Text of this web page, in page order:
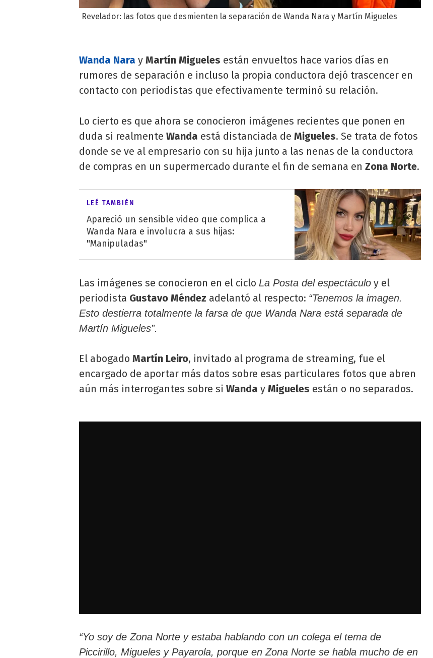
Revelador: las fotos que desmienten la separación de Wanda Nara y Martín Migueles
Wanda Nara y Martín Migueles están envueltos hace varios días en
rumores de separación e incluso la propia conductora dejó trascencer en
contacto con periodistas que efectivamente terminó su relación.
Lo cierto es que ahora se conocieron imágenes recientes que ponen en
duda si realmente Wanda está distanciada de Migueles. Se trata de fotos
donde se ve al empresario con su hija junto a las nenas de la conductora
de compras en un supermercado durante el fin de semana en Zona Norte.
LEÉ TAMBIÉN
Apareció un sensible video que complica a
Wanda Nara e involucra a sus hijas:
"Manipuladas"
Las imágenes se conocieron en el ciclo La Posta del espectáculo y el
periodista Gustavo Méndez adelantó al respecto: “Tenemos la imagen.
Esto destierra totalmente la farsa de que Wanda Nara está separada de
Martín Migueles”.
El abogado Martín Leiro, invitado al programa de streaming, fue el
encargado de aportar más datos sobre esas particulares fotos que abren
aún más interrogantes sobre si Wanda y Migueles están o no separados.
“Yo soy de Zona Norte y estaba hablando con un colega el tema de
Piccirillo, Migueles y Payarola, porque en Zona Norte se habla mucho de en